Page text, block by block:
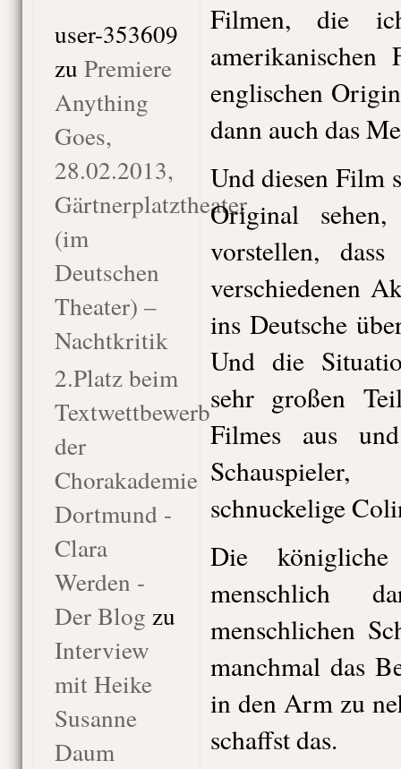
user-353609
zu Premiere
Anything
Goes,
28.02.2013,
Gärtnerplatztheater
(im
Deutschen
Theater) –
Nachtkritik
2.Platz beim
Textwettbewerb
der
Chorakademie
Dortmund -
Clara
Werden -
Der Blog zu
Interview
mit Heike
Susanne
Daum
Filmen, die
englischen
dann auch das
Und diesen Film
Original
vorstellen,
verschiedenen
ins Deutsche
Und die
sehr großen
Filmes aus
schnuckelige
Die
menschlich
menschlichen
manchmal das
in den Arm zu
schaffst das.